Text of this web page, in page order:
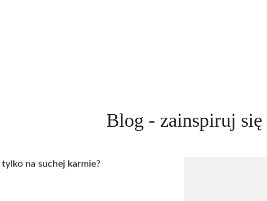
Blog - zainspiruj się